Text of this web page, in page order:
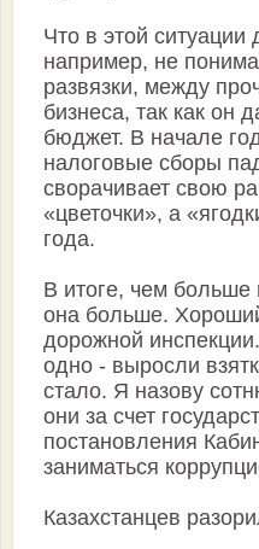
Что в этой ситуации
например, не
развязки, между
бизнеса, так как он
бюджет. В начале
налоговые сборы
сворачивает свою
«цветочки», а
года.
В итоге, чем
она больше.
дорожной
одно - выросли
стало. Я назову
они за счет
постановления
заниматься
Казахстанцев